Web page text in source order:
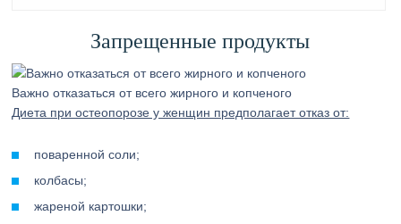
Запрещенные продукты
Важно отказаться от всего жирного и копченого
Диета при остеопорозе у женщин предполагает отказ от:
поваренной соли;
колбасы;
жареной картошки;